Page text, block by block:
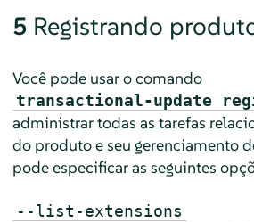
5 Registrando
Você pode usar o comando
transactional-update
administrar todas as tarefas
do produto e seu gerenciamento
pode especificar as seguintes
--list-extensions